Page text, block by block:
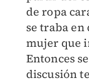
de ropa
se traba
mujer que
Entonces
discusión